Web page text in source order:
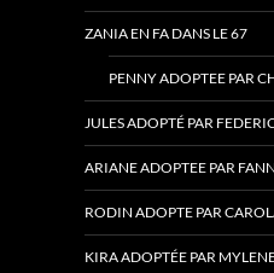
ZANIA EN FA DANS LE 67
PENNY ADOPTEE PAR
JULES ADOPTÉ PAR
ARIANE ADOPTEE PAR
RODIN ADOPTE PAR
KIRA ADOPTÉE PAR